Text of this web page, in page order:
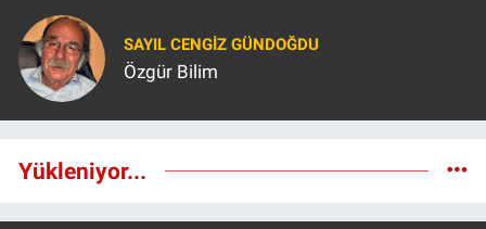
SAYIL CENGIZ GÜNDOĞDU
Özgür Bilim
Yükleniyor...